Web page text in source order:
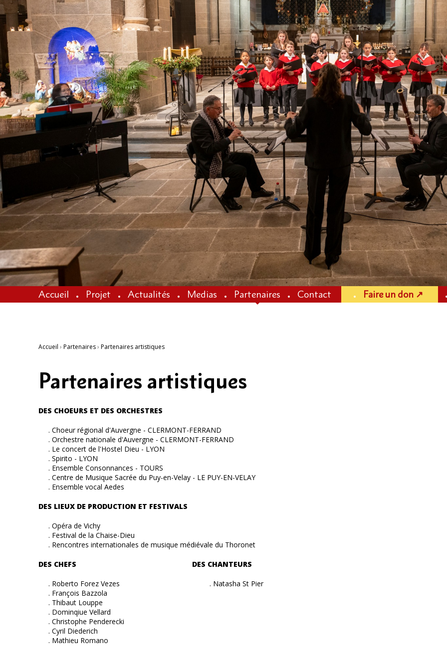
Accueil Projet Actualités Medias Partenaires Contact Faire un don ↗
Accueil › Partenaires› Partenaires artistiques
Partenaires artistiques
DES CHOEURS ET DES ORCHESTRES
. Choeur régional d'Auvergne - CLERMONT-FERRAND
. Orchestre nationale d'Auvergne - CLERMONT-FERRAND
. Le concert de l'Hostel Dieu - LYON
. Spirito - LYON
. Ensemble Consonnances - TOURS
. Centre de Musique Sacrée du Puy-en-Velay - LE PUY-EN-VELAY
. Ensemble vocal Aedes
DES LIEUX DE PRODUCTION ET FESTIVALS
. Opéra de Vichy
. Festival de la Chaise-Dieu
. Rencontres internationales de musique médiévale du Thoronet
DES CHEFS DES CHANTEURS
. Roberto Forez Vezes . Natasha St Pier
. François Bazzola
. Thibaut Louppe
. Dominqiue Vellard
. Christophe Penderecki
. Cyril Diederich
. Mathieu Romano